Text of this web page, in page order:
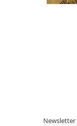
Newsletter